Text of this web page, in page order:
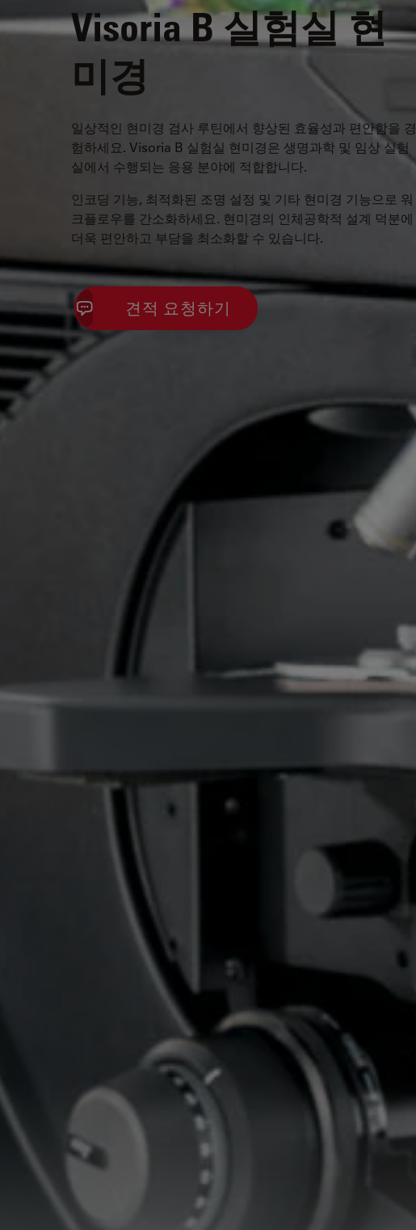
Visoria B실험실 현
미경
일상적인 현미경 검사 루틴에서 향상된 효율성과 편안함을 경
험하세요. Visoria B 실험실 현미경은 생명과학 및 임상 실험
실에서 수행되는 응용 분야에 적합합니다.
인코딩 기능, 최적화된 조명 설정 및 기타 현미경 기능으로 워
크플로우를 간소화하세요. 현미경의 인체공학적 설계 덕분에
더욱 편안하고 부담을 최소화할 수 있습니다.
견적 요청하기